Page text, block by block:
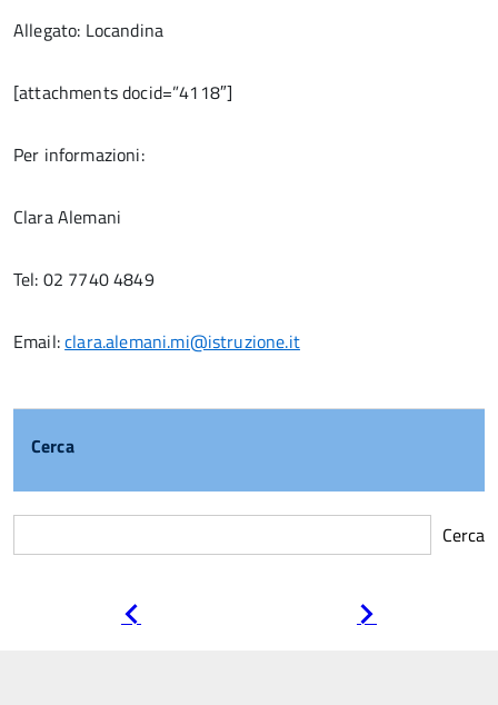
Allegato: Locandina
[attachments docid=”4118″]
Per informazioni:
Clara Alemani
Tel: 02 7740 4849
Email:clara.alemani.mi@istruzione.it
Cerca
Cerca